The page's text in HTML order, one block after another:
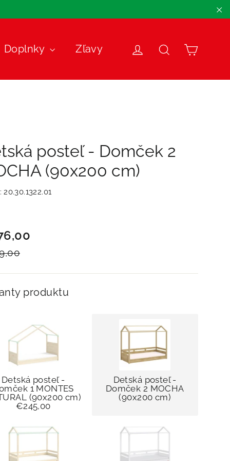
Doplnky Zľavy Prihlásiť sa
Názov
posteľ - Domček 2
(90x200 cm)
20.30.1322.01
produktu
Detská posteľ -
1 MONTES
(90x200 cm)
€245,00
Detská posteľ -
Domček 2 MOCHA
(90x200 cm)